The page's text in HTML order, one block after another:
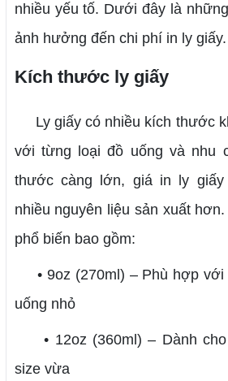
nhiều yếu tố. Dưới đây là
ảnh hưởng đến chi phí in ly giấy.
Kích thước ly giấy
Ly giấy có nhiều kích thước
với từng loại đồ uống và nhu
thước càng lớn, giá in ly giấy
nhiều nguyên liệu sản xuất
phổ biến bao gồm:
• 9oz (270ml) – Phù hợp với
uống nhỏ
• 12oz (360ml) – Dành cho
size vừa